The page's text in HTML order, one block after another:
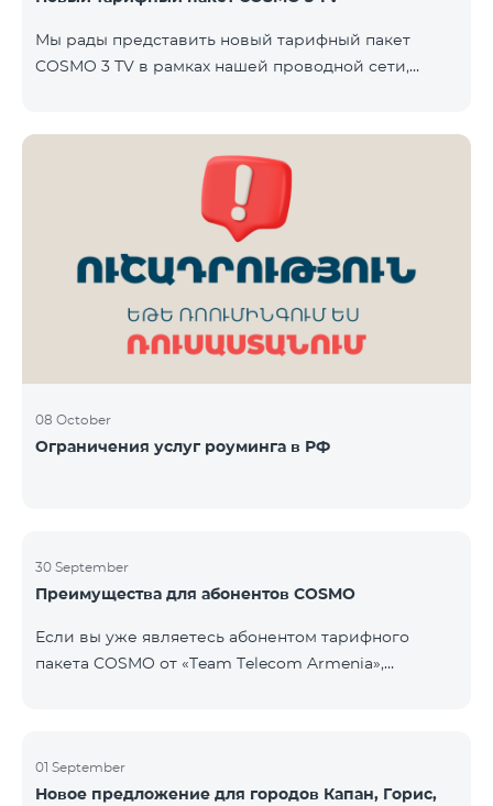
ТВ-приставки — доступ осуществляется через
приложение TeamTV Smart. Стоимость
Мы рады представить новый тарифный пакет
COSMO 3 TV в рамках нашей проводной сети,
городах Варденис и Гавар до 15 ноября 2025 года
включительно. В пакет COSMO 3 TV входит:
Интернет: скорость до 50 Мбит/с Телевидение: до
80 каналов через приложение TeamTV Smart
Фиксированная телефония: 180 минут на звонки
внутри фиксированной сети Team Телевизионная
08 October
Ограничения услуг роуминга в РФ
30 September
Преимущества для абонентов COSMO
Если вы уже являетесь абонентом тарифного
пакета COSMO от «Team Telecom Armenia»,
систему безопасности — всего одним касанием и с
безлимитным интернетом благодаря устройствам
01 September
Новое предложение для городов Капан, Горис,